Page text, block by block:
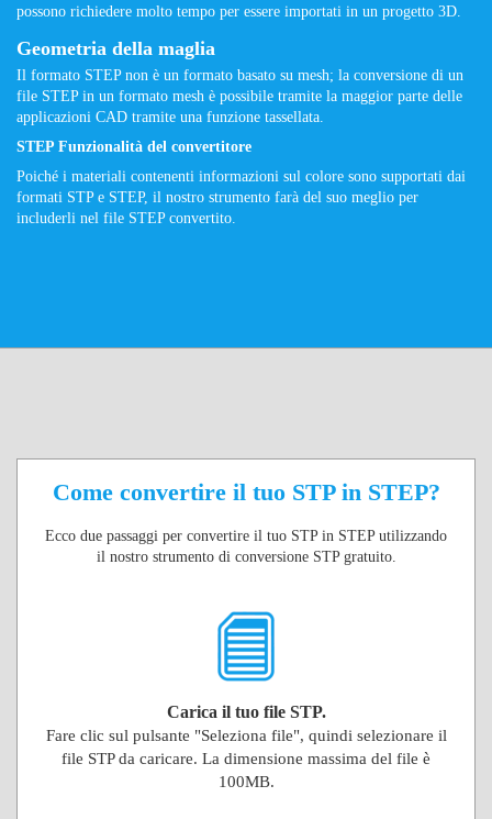
possono richiedere molto tempo per essere importati in un progetto 3D.
Geometria della maglia
Il formato STEP non è un formato basato su mesh; la conversione di un
file STEP in un formato mesh è possibile tramite la maggior parte delle
applicazioni CAD tramite una funzione tassellata.
STEP Funzionalità del convertitore
Poiché i materiali contenenti informazioni sul colore sono supportati dai
formati STP e STEP, il nostro strumento farà del suo meglio per
includerli nel file STEP convertito.
Come convertire il tuo STP in STEP?
Ecco due passaggi per convertire il tuo STP in STEP utilizzando
il nostro strumento di conversione STP gratuito.
Carica il tuo file STP.
Fare clic sul pulsante "Seleziona file", quindi selezionare il
file STP da caricare. La dimensione massima del file è
100MB.